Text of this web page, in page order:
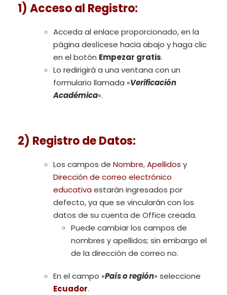
1) Acceso al Registro:
Acceda al enlace proporcionado, en la
página deslícese hacia abajo y haga clic
en el botón Empezar gratis.
Lo redirigirá a una ventana con un
formulario llamada «Verificación
Académica«.
2) Registro de Datos:
Los campos de Nombre,Apellidos y
Dirección de correo electrónico
educativaestarán ingresados por
defecto, ya que se vincularán con los
datos de su cuenta de Office creada.
Puede cambiar los campos de
nombres y apellidos; sin embargo el
de la dirección de correo no.
En el campo «País o región» seleccione
Ecuador.